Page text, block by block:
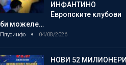
ИНФАНТИНО
Европските клубови
би можеле…
Плусинфо 04/08/2026
НОВИ 52 МИЛИОНЕРИ